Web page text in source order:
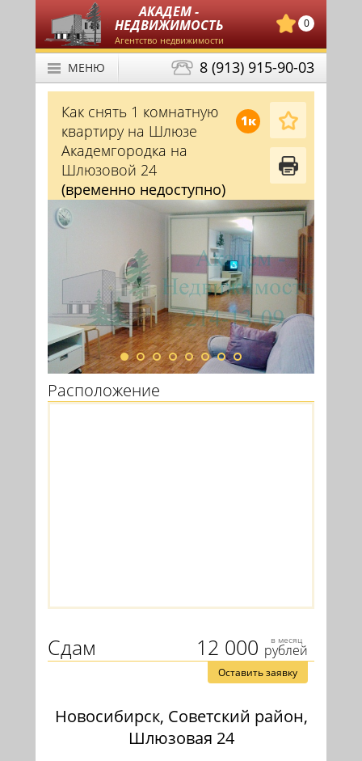
АКАДЕМ -
НЕДВИЖИМОСТЬ
Агентство недвижимости
0
8 (913) 915-90-03
МЕНЮ
1к
Как снять 1 комнатную
квартиру на Шлюзе
Академгородка на
Шлюзовой 24
(временно недоступно)
Расположение
12 000 в месяц
рублей
Сдам
Оставить заявку
Новосибирск, Советский район,
Шлюзовая 24